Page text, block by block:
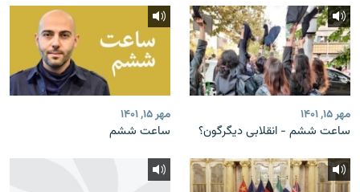
مهر ۱۵, ۱۴۰۱
ساعت ششم - انقلابی دیگرگون؟
مهر ۱۵, ۱۴۰۱
ساعت‌ ششم